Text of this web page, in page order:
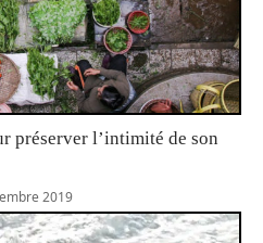
préserver l’intimité de son
2019